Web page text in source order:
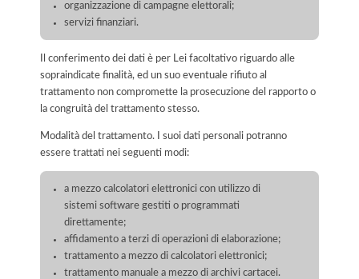
organizzazione di campagne elettorali;
servizi finanziari.
Il conferimento dei dati è per Lei facoltativo riguardo alle
sopraindicate finalità, ed un suo eventuale rifiuto al
trattamento non compromette la prosecuzione del rapporto o
la congruità del trattamento stesso.
Modalità del trattamento. I suoi dati personali potranno
essere trattati nei seguenti modi:
a mezzo calcolatori elettronici con utilizzo di
sistemi software gestiti o programmati
direttamente;
affidamento a terzi di operazioni di elaborazione;
trattamento a mezzo di calcolatori elettronici;
trattamento manuale a mezzo di archivi cartacei.